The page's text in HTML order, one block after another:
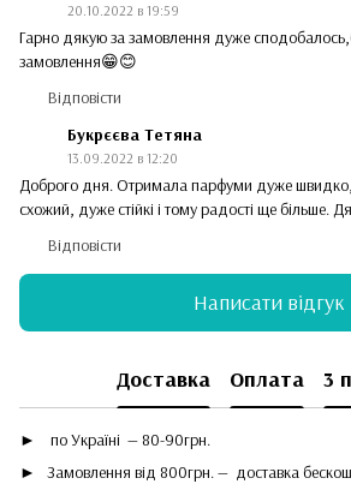
20.10.2022 в 19:59
Гарно дякую за замовлення дуже
замовлення😁😊
Відповісти
Букрєєва Тетяна
13.09.2022 в 12:20
Доброго дня. Отримала парфуми дуже
схожий, дуже стійкі і тому радості ще більше.
Відповісти
Написати відгук
Доставка Оплата 3
►
по Україні — 80-90грн.
► Замовлення від 800грн. — доставка